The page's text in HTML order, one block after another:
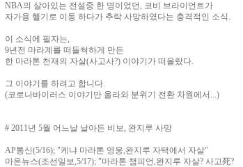
NBA의 살아있는 전설중 한 명이었던, 코비 브라이언트가
자가용 헬기로 이동 하다가 추락 사망하였다는 충격적인 소식.
이 소식에 필자는,
9년전 마라계를 떠들썩하게 만든
한 마라톤 천재의 자살(사고사?) 이야기가 떠올랐다.
그 이야기를 하려고 합니다.
(코로나바이러스 이야기만 올라와 분위기 전환 차원에서...)
# 2011년 5월 어느날 날아든 비보, 완지루 사망
AP통신(5/16); "케냐 마라톤 영웅,완지루 자택에서 자살"
마온뉴스(조선일보,5/17); "마라톤 챔피언,완지루 자살? 사고死?